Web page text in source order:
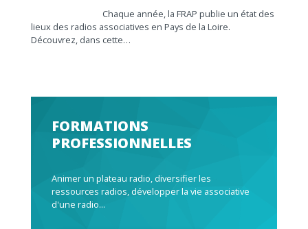
Chaque année, la FRAP publie un état des
lieux des radios associatives en Pays de la Loire.
Découvrez, dans cette…
FORMATIONS
PROFESSIONNELLES
Animer un plateau radio, diversifier les
ressources radios, développer la vie associative
d'une radio...